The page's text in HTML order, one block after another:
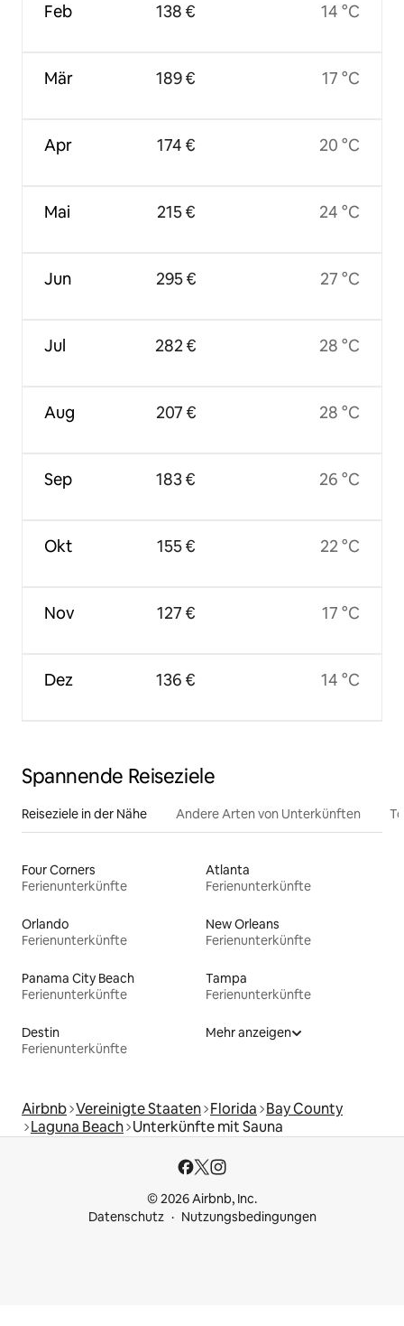
Feb
Mär
Apr
Mai
Jun
Jul
Aug
Sep
Okt
Nov
Dez
138 €
189 €
174 €
215 €
295 €
282 €
207 €
183 €
155 €
127 €
136 €
14 °C
17 °C
20 °C
24 °C
27 °C
28 °C
28 °C
26 °C
22 °C
17 °C
14 °C
Spannende Reiseziele
Reiseziele in der Nähe Andere Arten von Unterkünften
Four Corners
Ferienunterkünfte
Atlanta
Ferienunterkünfte
Orlando
Ferienunterkünfte
New Orleans
Ferienunterkünfte
Panama City Beach
Ferienunterkünfte
Tampa
Ferienunterkünfte
Destin
Ferienunterkünfte
Mehr anzeigen
Airbnb Vereinigte Staaten Florida Bay County
Laguna Beach Unterkünfte mit Sauna
© 2026 Airbnb, Inc.
Datenschutz
Nutzungsbedingungen